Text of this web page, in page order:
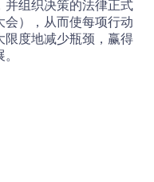
并组织决策的法律正式
会），从而使每项行动
限度地减少瓶颈，赢得